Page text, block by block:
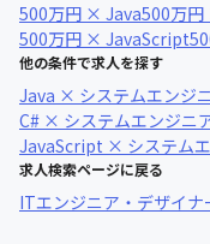
500万円 × Java500万円
500万円 × JavaScript
他の条件で求人を探す
Java × システムエンジ
C# × システムエンジニ
JavaScript × システム
求人検索ページに戻る
ITエンジニア・デザイナ